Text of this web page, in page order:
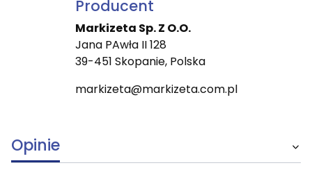
Producent
Markizeta Sp. Z O.O.
Jana PAwła II 128
39-451 Skopanie, Polska
markizeta@markizeta.com.pl
Opinie